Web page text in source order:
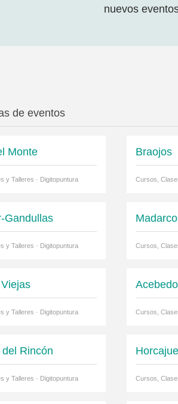
nuevos
de eventos
Monte
y Talleres · Digitopuntura
Braojos
Cursos,
Gandullas
y Talleres · Digitopuntura Cursos,
y Talleres · Digitopuntura
Acebedo
Cursos,
Rincón
y Talleres · Digitopuntura Cursos,